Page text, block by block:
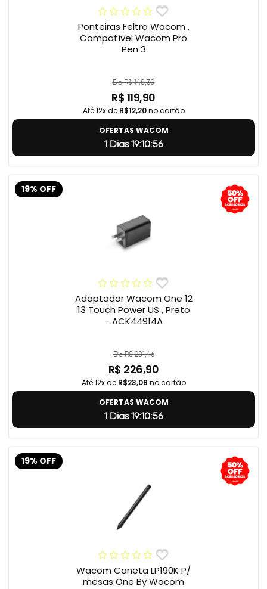
Ponteiras Feltro Wacom ,
Compatível Wacom Pro
Pen 3
De R$ 148,30
R$ 119,90
Até 12x de R$12,20no cartão
OFERTAS WACOM
1 Dias 19:10:55
19% OFF
Adaptador Wacom One 12
13 Touch Power US , Preto
- ACK44914A
De R$ 281,46
R$ 226,90
Até 12x de R$23,09 no cartão
OFERTAS WACOM
1 Dias 19:10:55
19% OFF
Wacom Caneta LP190K P/
mesas One By Wacom